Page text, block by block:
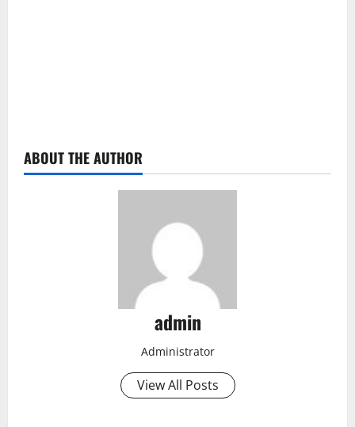
ABOUT THE AUTHOR
admin
Administrator
View All Posts